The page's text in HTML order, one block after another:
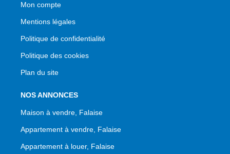
Mon compte
Mentions légales
Politique de confidentialité
Politique des cookies
Plan du site
NOS ANNONCES
Maison à vendre, Falaise
Appartement à vendre, Falaise
Appartement à louer, Falaise